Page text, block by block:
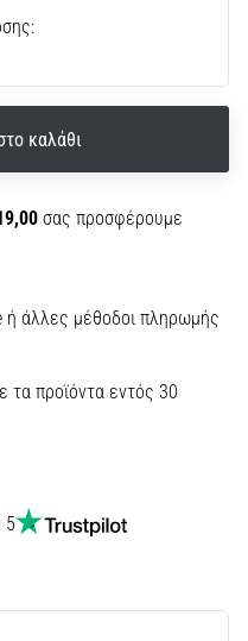
καλάθι
σας προσφέρουμε
άλλες μέθοδοι πληρωμής
τα προϊόντα εντός 30
5